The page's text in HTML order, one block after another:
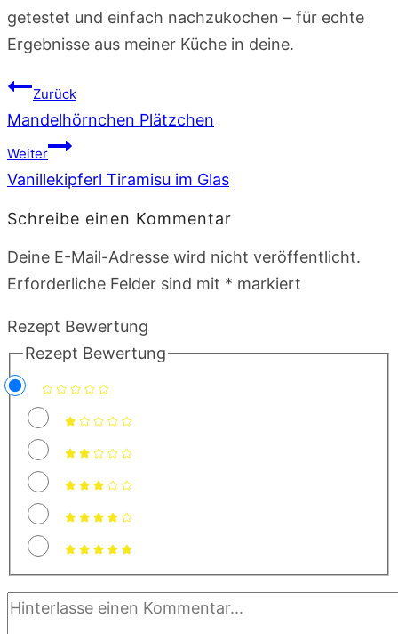
getestet und einfach nachzukochen – für echte
Ergebnisse aus meiner Küche in deine.
Beitragsnavigation
Zurück
Mandelhörnchen Plätzchen
Weiter
Vanillekipferl Tiramisu im Glas
Schreibe einen Kommentar
Deine E-Mail-Adresse wird nicht veröffentlicht.
Erforderliche Felder sind mit * markiert
Rezept Bewertung
Rezept Bewertung